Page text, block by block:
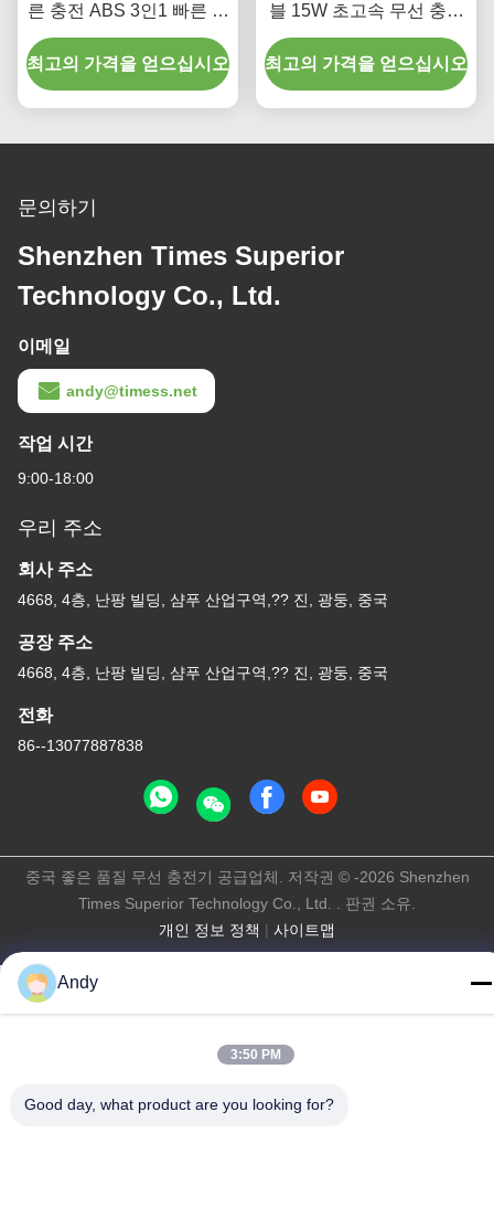
른 충전 ABS 3인1 빠른 충
전 스테이션
최고의 가격을 얻으십시오
블 15W 초고속 무선 충전
기
최고의 가격을 얻으십시오
문의하기
Shenzhen Times Superior
Technology Co., Ltd.
이메일
andy@timess.net
작업 시간
9:00-18:00
우리 주소
회사 주소
4668, 4층, 난팡 빌딩, 샴푸 산업구역,?? 진, 광둥, 중국
공장 주소
4668, 4층, 난팡 빌딩, 샴푸 산업구역,?? 진, 광둥, 중국
전화
86--13077887838
개인 정보 정책 | 사이트맵
중국 좋은 품질 무선 충전기 공급업체. 저작권 © -2026 Shenzhen
Times Superior Technology Co., Ltd. . 판권 소유.
Andy
3:50 PM
Good day, what product are you looking for?